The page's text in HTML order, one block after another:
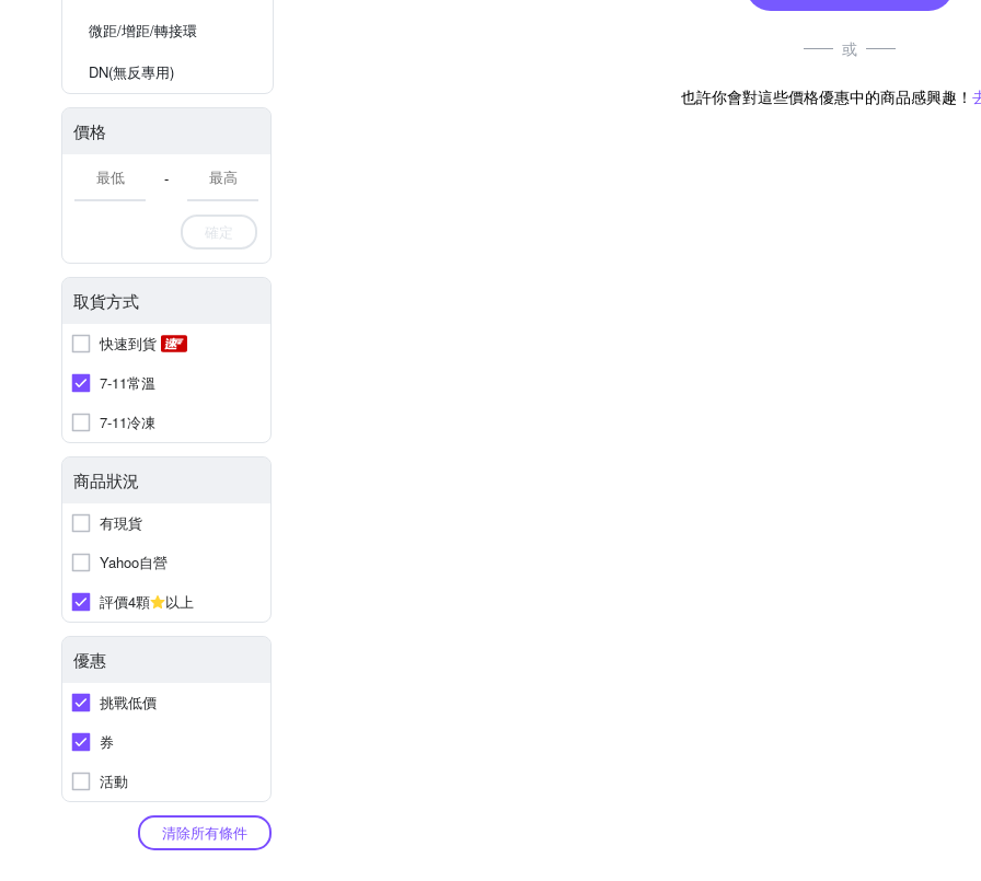
微距/增距/轉接環
DN(無反專用)
價格
-
確定
取貨方式
快速到貨
7-11常溫
7-11冷凍
商品狀況
有現貨
Yahoo自營
評價4顆
以上
優惠
挑戰低價
券
活動
清除所有條件
或
也許你會對這些價格優惠中的商品感興趣！